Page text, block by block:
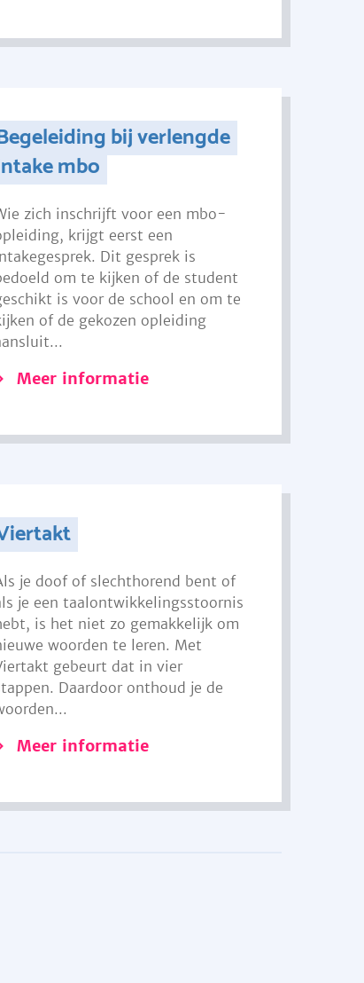
bij verlengde
mbo
zich inschrijft voor een mbo-
krijgt eerst een
Dit gesprek is
om te kijken of de student
is voor de school en om te
of de gekozen opleiding
Meer informatie
je doof of slechthorend bent of
je een taalontwikkelingsstoornis
is het niet zo gemakkelijk om
woorden te leren. Met
gebeurt dat in vier
Daardoor onthoud je de
Meer informatie